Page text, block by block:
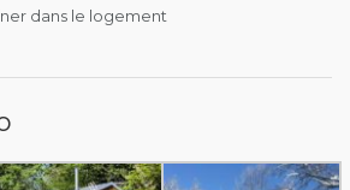
dans le logement